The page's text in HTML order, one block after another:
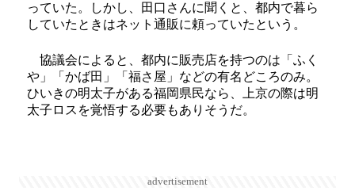
っていた。しかし、田口さんに聞くと、都内で暮ら
していたときはネット通販に頼っていたという。
協議会によると、都内に販売店を持つのは「ふく
や」「かば田」「福さ屋」などの有名どころのみ。
ひいきの明太子がある福岡県民なら、上京の際は明
太子ロスを覚悟する必要もありそうだ。
advertisement